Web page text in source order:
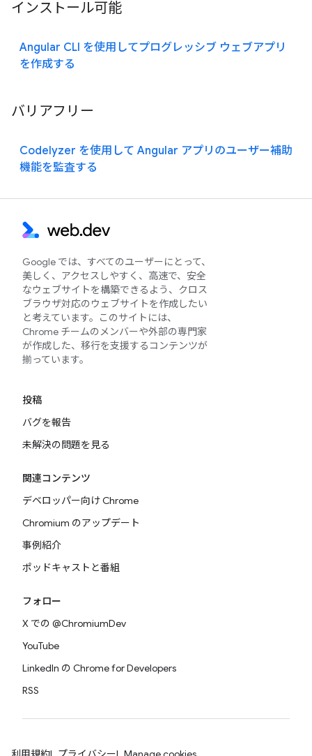
インストール可能
Angular CLI を使用してプログレッシブ ウェブアプリ
を作成する
バリアフリー
Codelyzer を使用して Angular アプリのユーザー補助
機能を監査する
Google では、すべてのユーザーにとって、
美しく、アクセスしやすく、高速で、安全
なウェブサイトを構築できるよう、クロス
ブラウザ対応のウェブサイトを作成したい
と考えています。このサイトには、
Chrome チームのメンバーや外部の専門家
が作成した、移行を支援するコンテンツが
揃っています。
投稿
バグを報告
未解決の問題を見る
関連コンテンツ
デベロッパー向け Chrome
Chromium のアップデート
事例紹介
ポッドキャストと番組
フォロー
X での @ChromiumDev
YouTube
LinkedIn の Chrome for Developers
RSS